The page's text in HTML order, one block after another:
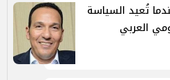
تُعيد السياسة
العربي